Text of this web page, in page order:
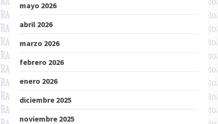
mayo 2026
abril 2026
marzo 2026
febrero 2026
enero 2026
diciembre 2025
noviembre 2025